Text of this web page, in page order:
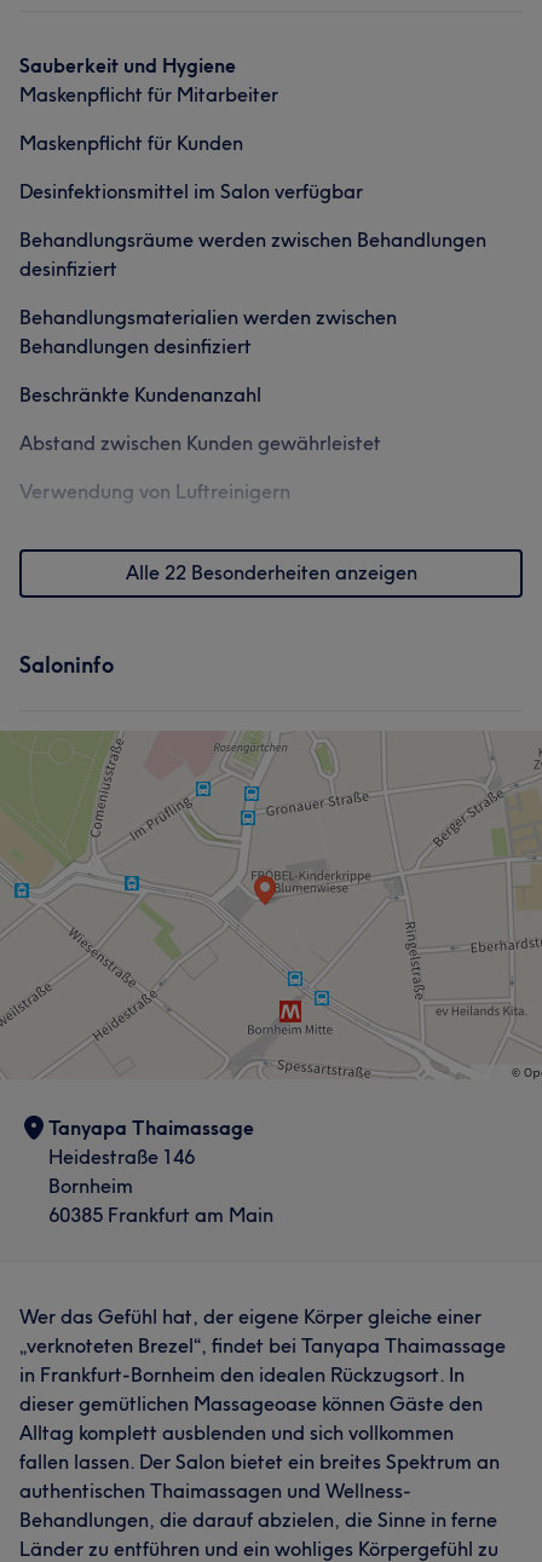
Professionell 6 Kompetent
Was unsere Kunden über Tanya sagen
Professionell
Erfahren 17
Sauberkeit und Hygiene
Maskenpflicht für Mitarbeiter
Maskenpflicht für Kunden
Desinfektionsmittel im Salon verfügbar
Behandlungsräume werden zwischen Behandlungen
desinfiziert
Behandlungsmaterialien werden zwischen
Behandlungen desinfiziert
Beschränkte Kundenanzahl
Abstand zwischen Kunden gewährleistet
Verwendung von Luftreinigern
Alle 22 Besonderheiten anzeigen
Saloninfo
Tanyapa Thaimassage
Heidestraße 146
Bornheim
60385 Frankfurt am Main
Wer das Gefühl hat, der eigene Körper gleiche einer
„verknoteten Brezel“, findet bei Tanyapa Thaimassage
in Frankfurt-Bornheim den idealen Rückzugsort. In
dieser gemütlichen Massageoase können Gäste den
Alltag komplett ausblenden und sich vollkommen
fallen lassen. Der Salon bietet ein breites Spektrum an
authentischen Thaimassagen und Wellness-
Behandlungen, die darauf abzielen, die Sinne in ferne
Länder zu entführen und ein wohliges Körpergefühl zu